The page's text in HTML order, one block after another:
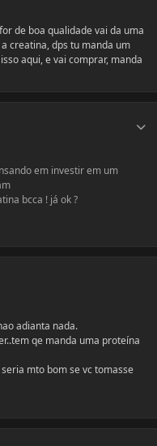
de boa qualidade vai da uma
creatina, dps tu manda um
aqui, e vai comprar, manda
em investir em um
bcca ! já ok ?
adianta nada.
qe manda uma proteína
mto bom se vc tomasse